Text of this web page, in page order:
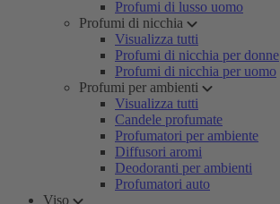
Profumi di lusso uomo
Profumi di nicchia
Visualizza tutti
Profumi di nicchia per donne
Profumi di nicchia per uomo
Profumi per ambienti
Visualizza tutti
Candele profumate
Profumatori per ambiente
Diffusori aromi
Deodoranti per ambienti
Profumatori auto
Viso